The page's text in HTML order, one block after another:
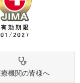
療機関の皆様へ